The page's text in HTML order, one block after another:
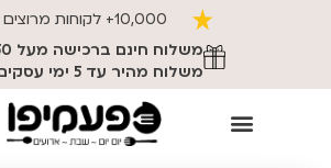
10,000+ לקוחות מרוצים
משלוח מהיר עד 5 ימי עסקים